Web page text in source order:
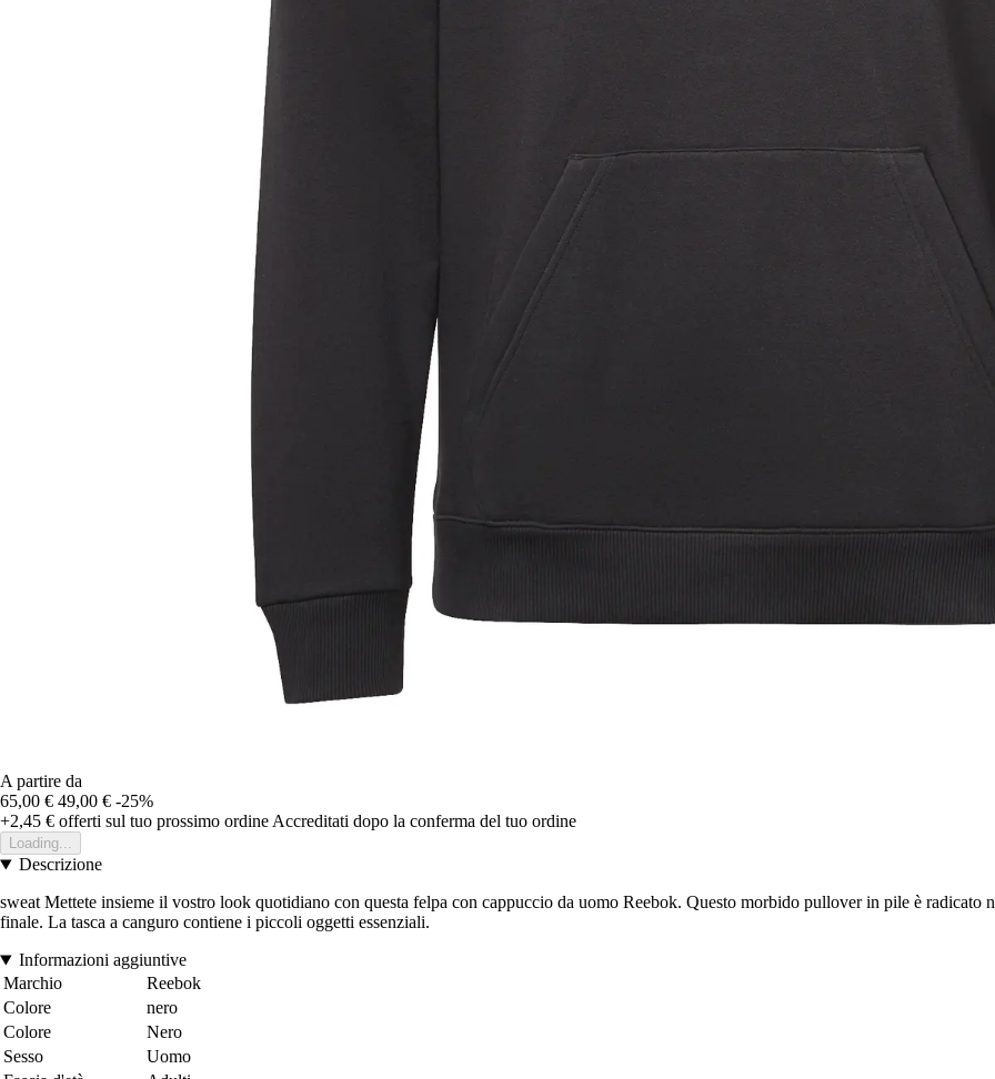
A partire da
65,00 € 49,00 € -25%
+2,45 € offerti sul tuo prossimo ordine Accreditati dopo la conferma del tuo ordine
Loading...
Descrizione
sweat Mettete insieme il vostro look quotidiano con questa felpa con cappuccio da uomo Reebok. Questo morbido pullover in pile è
finale. La tasca a canguro contiene i piccoli oggetti essenziali.
Informazioni aggiuntive
Marchio
Reebok
Colore
nero
Colore
Nero
Sesso
Uomo